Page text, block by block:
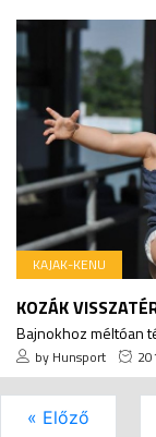
KAJAK-KENU
KOZÁK
Bajnokhoz méltóan
by Hunsport
« Előző